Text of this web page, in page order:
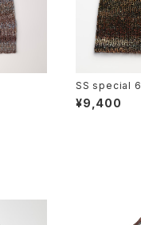
SS special 6
¥9,400